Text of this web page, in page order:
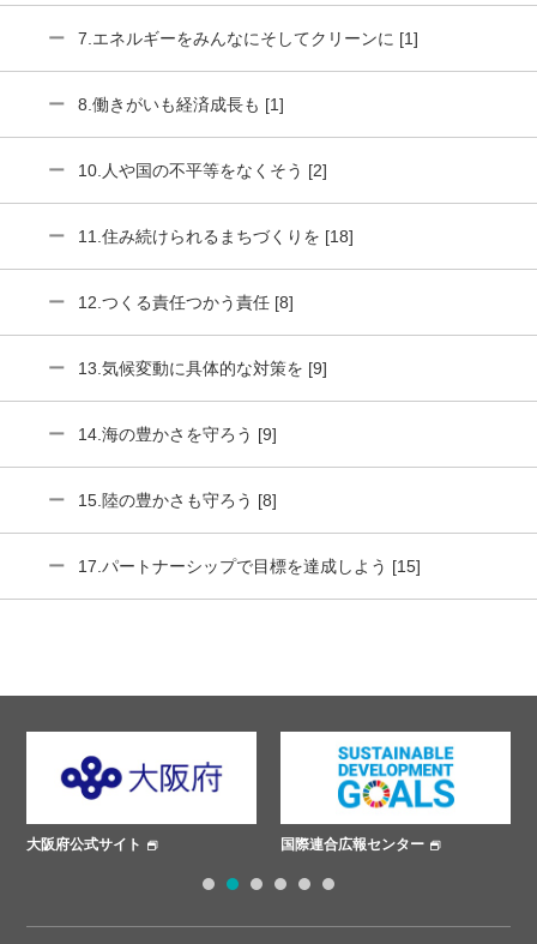
7.エネルギーをみんなにそしてクリーンに [1]
8.働きがいも経済成長も [1]
10.人や国の不平等をなくそう [2]
11.住み続けられるまちづくりを [18]
12.つくる責任つかう責任 [8]
13.気候変動に具体的な対策を [9]
14.海の豊かさを守ろう [9]
15.陸の豊かさも守ろう [8]
17.パートナーシップで目標を達成しよう [15]
大阪府公式サイト 国際連合広報センター